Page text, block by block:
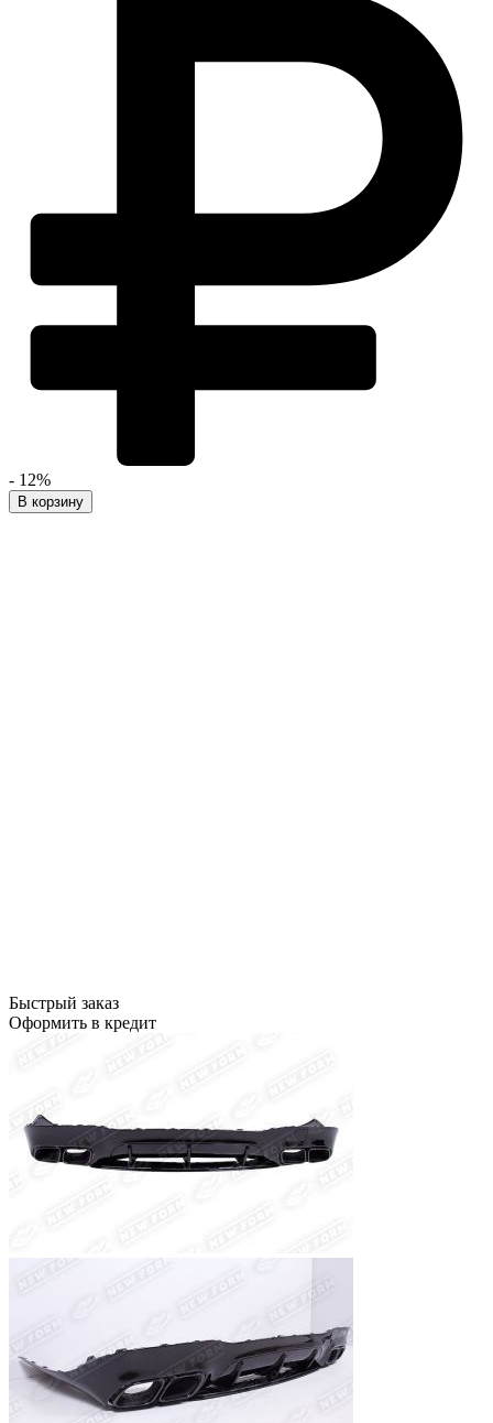
- 12%
В корзину
Быстрый заказ
Оформить в кредит